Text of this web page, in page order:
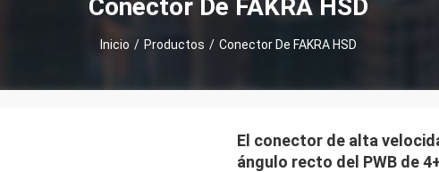
Conector De FAKRA HSD
Inicio / Productos / Conector De FAKRA HSD
El conector de alta
ángulo recto del PWB de